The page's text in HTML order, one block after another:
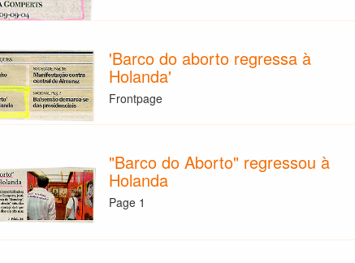
'Barco do aborto regressa à
Holanda'
Frontpage
"Barco do Aborto" regressou à
Holanda
Page 1